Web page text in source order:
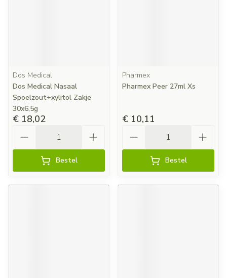
Dos Medical
Dos Medical Nasaal
Spoelzout+xylitol Zakje
30x6,5g
€ 18,02
Bestel
Pharmex
Pharmex Peer 27ml Xs
€ 10,11
Bestel